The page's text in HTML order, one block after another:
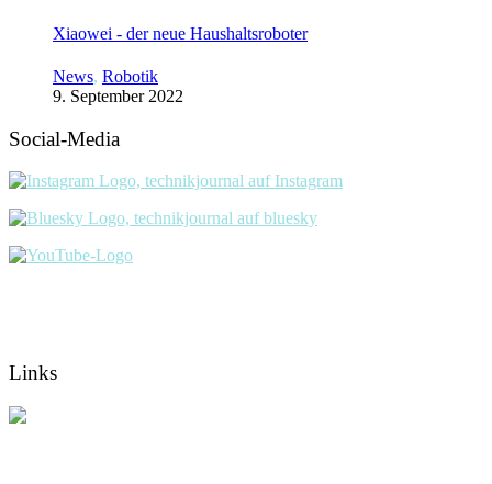
Xiaowei - der neue Haushaltsroboter
News, Robotik
9. September 2022
Social-Media
Links